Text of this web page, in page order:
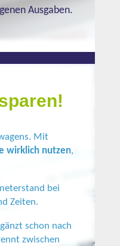
Ausgaben.
Mit
wirklich nutzen,
bei
Zeiten.
schon nach
zwischen